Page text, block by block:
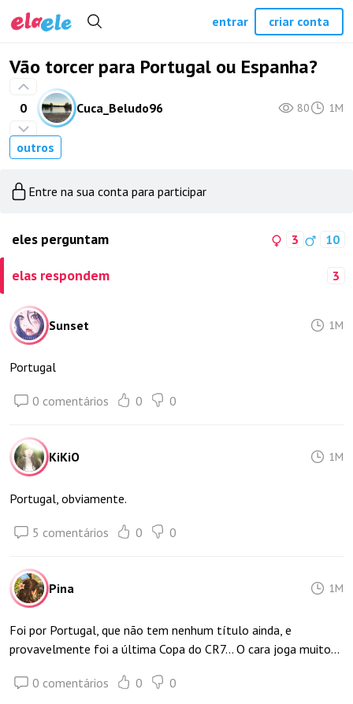
Vão torcer para Portugal ou Espanha?
0 Cuca_Beludo96 80 1M
outros
Entre na sua conta para participar
eles perguntam 3 10
elas respondem 3
Sunset 1M
Portugal
0 comentários 0 0
KiKiO 1M
Portugal, obviamente.
5 comentários 0 0
Pina 1M
Foi por Portugal, que não tem nenhum título ainda, e
provavelmente foi a última Copa do CR7... O cara joga muito...
0 comentários 0 0
entrar criar conta